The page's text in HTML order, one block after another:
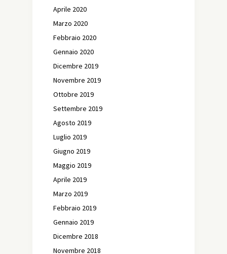
Aprile 2020
Marzo 2020
Febbraio 2020
Gennaio 2020
Dicembre 2019
Novembre 2019
Ottobre 2019
Settembre 2019
Agosto 2019
Luglio 2019
Giugno 2019
Maggio 2019
Aprile 2019
Marzo 2019
Febbraio 2019
Gennaio 2019
Dicembre 2018
Novembre 2018